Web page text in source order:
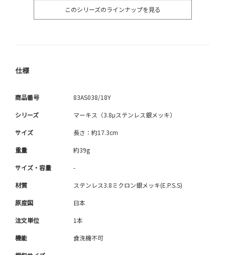
このシリーズのラインナップを見る
仕様
商品番号 83AS038/18Y
シリーズ マーキス（3.8μステンレス銀メッキ）
サイズ 長さ：約17.3cm
重量 約39g
サイズ・容量 -
材質 ステンレス3.8ミクロン銀メッキ(E.P.S.S)
原産国 日本
注文単位 1本
機能 食洗機不可